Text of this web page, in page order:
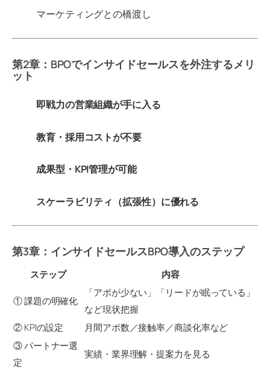
マーケティングとの橋渡し
第2章：BPOでインサイドセールスを外注するメリ
ット
即戦力の営業組織が手に入る
教育・採用コストが不要
成果型・KPI管理が可能
スケーラビリティ（拡張性）に優れる
第3章：インサイドセールスBPO導入のステップ
ステップ 内容
① 課題の明確化
「アポが少ない」「リードが眠っている」
など現状把握
② KPIの設定
月間アポ数／接触率／商談化率など
③ パートナー選
定
実績・業界理解・提案力を見る